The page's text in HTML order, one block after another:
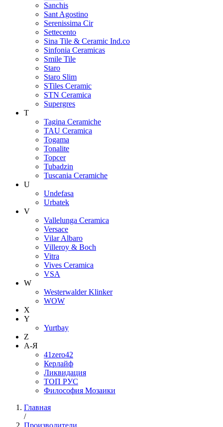
Sanchis
Sant Agostino
Serenissima Cir
Settecento
Sina Tile & Ceramic Ind.co
Sinfonia Ceramicas
Smile Tile
Staro
Staro Slim
STiles Ceramic
STN Ceramica
Supergres
T
Tagina Ceramiche
TAU Ceramica
Togama
Tonalite
Topcer
Tubadzin
Tuscania Ceramiche
U
Undefasa
Urbatek
V
Vallelunga Ceramica
Versace
Vilar Albaro
Villeroy & Boch
Vitra
Vives Ceramica
VSA
W
Westerwalder Klinker
WOW
X
Y
Yurtbay
Z
А-Я
41zero42
Керлайф
Ликвидация
ТОП РУС
Философия Мозаики
Главная
/
Производители